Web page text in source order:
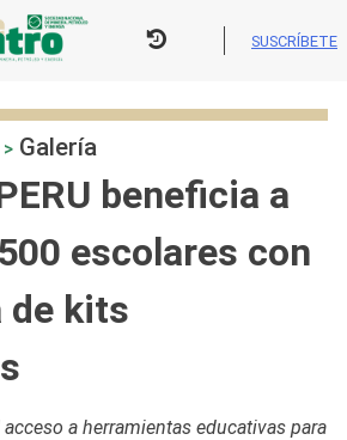
SUSCRÍBETE
> Galería
beneficia a
escolares con
de kits
a herramientas educativas para